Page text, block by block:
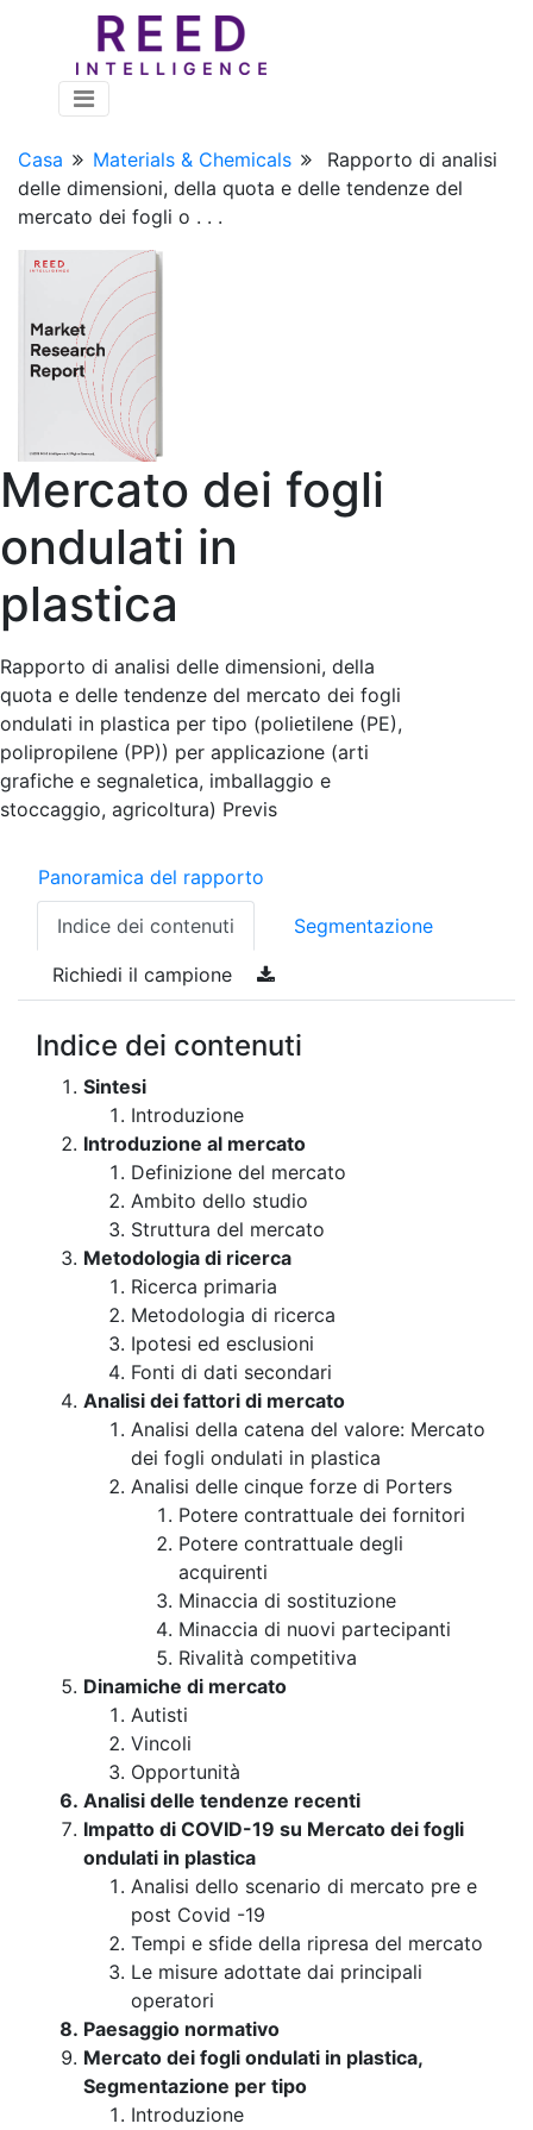
Casa Materials & Chemicals
Rapporto di analisi
delle dimensioni, della quota e delle tendenze del
mercato dei fogli o . . .
Mercato dei fogli
ondulati in
plastica
Rapporto di analisi delle dimensioni, della
quota e delle tendenze del mercato dei fogli
ondulati in plastica per tipo (polietilene (PE),
polipropilene (PP)) per applicazione (arti
grafiche e segnaletica, imballaggio e
stoccaggio, agricoltura) Previs
Panoramica del rapporto
Indice dei contenuti Segmentazione
Richiedi il campione
Indice dei contenuti
Sintesi
Introduzione
Introduzione al mercato
Definizione del mercato
Ambito dello studio
Struttura del mercato
Metodologia di ricerca
Ricerca primaria
Metodologia di ricerca
Ipotesi ed esclusioni
Fonti di dati secondari
Analisi dei fattori di mercato
Analisi della catena del valore: Mercato
dei fogli ondulati in plastica
Analisi delle cinque forze di Porters
Potere contrattuale dei fornitori
Potere contrattuale degli
acquirenti
Minaccia di sostituzione
Minaccia di nuovi partecipanti
Rivalità competitiva
Dinamiche di mercato
Autisti
Vincoli
Opportunità
Analisi delle tendenze recenti
Impatto di COVID-19 su Mercato dei fogli
ondulati in plastica
Analisi dello scenario di mercato pre e
post Covid -19
Tempi e sfide della ripresa del mercato
Le misure adottate dai principali
operatori
Paesaggio normativo
Mercato dei fogli ondulati in plastica,
Segmentazione per tipo
Introduzione